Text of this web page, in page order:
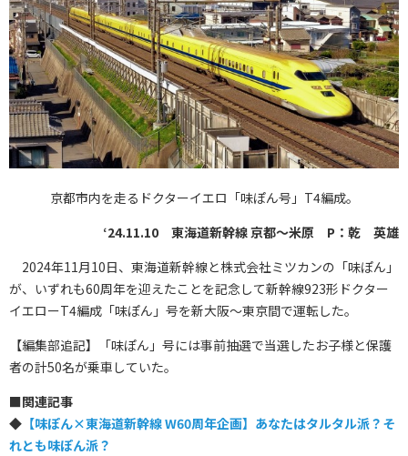
京都市内を走るドクターイエロ「味ぽん号」T4編成。
‘24.11.10 東海道新幹線 京都～米原 P：乾 英雄
2024年11月10日、東海道新幹線と株式会社ミツカンの「味ぽん」
が、いずれも60周年を迎えたことを記念して新幹線923形ドクター
イエローT4編成「味ぽん」号を新大阪～東京間で運転した。
【編集部追記】「味ぽん」号には事前抽選で当選したお子様と保護
者の計50名が乗車していた。
■関連記事
◆ 【味ぽん×東海道新幹線 W60周年企画】あなたはタルタル派？そ
れとも味ぽん派？